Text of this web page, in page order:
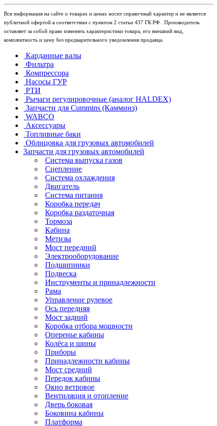
Вся информация на сайте о товарах и ценах носит справочный характер и не является
публичной офертой в соответствии с пунктом 2 статьи 437 ГК РФ . Производитель
оставляет за собой право изменять характеристики товара, его внешний вид,
комплектность и цену без предварительного уведомления продавца.
Карданные валы
Фильтра
Компрессора
Насосы ГУР
РТИ
Рычаги регулировочные (аналог HALDEX)
Запчасти для Cummins (Камминз)
WABCO
Аксессуары
Топливные баки
Облицовка для грузовых автомобилей
Запчасти для грузовых автомобилей
Система выпуска газов
Сцепление
Система охлаждения
Двигатель
Система питания
Коробка передач
Коробка раздаточная
Тормоза
Кабина
Метизы
Мост передний
Электрооборудование
Подшипники
Подвеска
Инструменты и принадлежности
Рама
Управление рулевое
Ось передняя
Мост задний
Коробка отбора мощности
Оперенье кабины
Колёса и шины
Приборы
Принадлежности кабины
Мост средний
Передок кабины
Окно ветровое
Вентиляция и отопление
Дверь боковая
Боковина кабины
Платформа